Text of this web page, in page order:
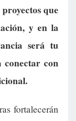
que
y en la
será tu
con
fortalecerán